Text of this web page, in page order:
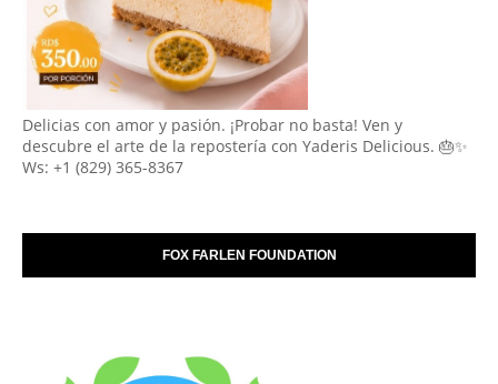
Delicias con amor y pasión. ¡Probar no basta! Ven y
descubre el arte de la repostería con Yaderis Delicious. 🎂✨
Ws: +1 (829) 365-8367
FOX FARLEN FOUNDATION